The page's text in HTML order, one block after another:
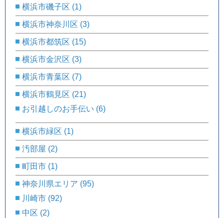
横浜市磯子区 (1)
横浜市神奈川区 (3)
横浜市都筑区 (15)
横浜市金沢区 (3)
横浜市青葉区 (7)
横浜市鶴見区 (21)
お引越しのお手伝い (6)
横浜市緑区 (1)
汚部屋 (2)
町田市 (1)
神奈川県エリア (95)
川崎市 (92)
中区 (2)